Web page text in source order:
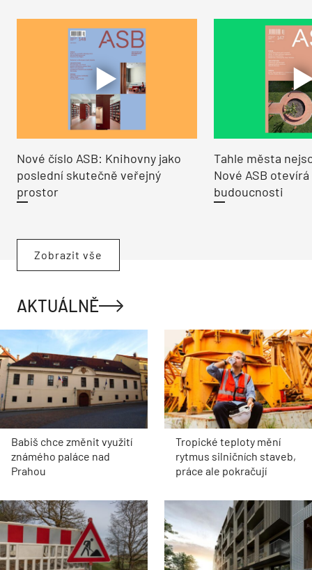
Nové číslo ASB: Knihovny jako
poslední skutečně veřejný
prostor
Tahle města
Nové ASB
budoucnosti
Zobrazit vše
AKTUÁLNĚ
Babiš chce změnit využití
známého paláce nad
Prahou
Tropické teploty mění
rytmus silničních staveb,
práce ale pokračují